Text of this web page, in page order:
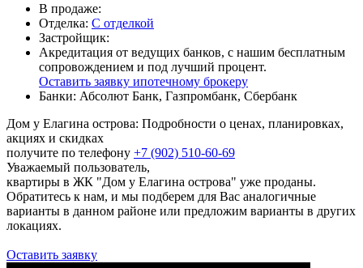
В продаже:
Отделка: С отделкой
Застройщик:
Акредитация от ведущих банков, с нашим бесплатным
сопровождением и под лучший процент.
Оставить заявку ипотечному брокеру
Банки: Абсолют Банк, Газпромбанк, Сбербанк
Дом у Елагина острова: Подробности о ценах, планировках,
акциях и скидках
получите по телефону +7 (902) 510-60-69
Уважаемый пользователь,
квартиры в ЖК "Дом у Елагина острова" уже проданы.
Обратитесь к нам, и мы подберем для Вас аналогичные
варианты в данном районе или предложим варианты в других
локациях.
Оставить заявку